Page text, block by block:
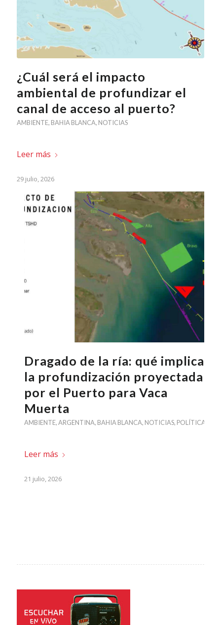
¿Cuál será el impacto
ambiental de profundizar el
canal de acceso al puerto?
AMBIENTE, BAHIA BLANCA, NOTICIAS
Leer más
29 julio, 2026
Dragado de la ría: qué implica
la profundización proyectada
por el Puerto para Vaca
Muerta
AMBIENTE,ARGENTINA, BAHIA BLANCA, NOTICIAS, POLÍTICA
Leer más
21 julio, 2026